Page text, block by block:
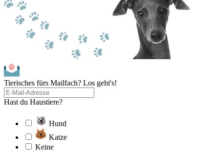
Tierisches fürs Mailfach? Los geht's!
Hast du Haustiere?
Hund
Katze
Keine